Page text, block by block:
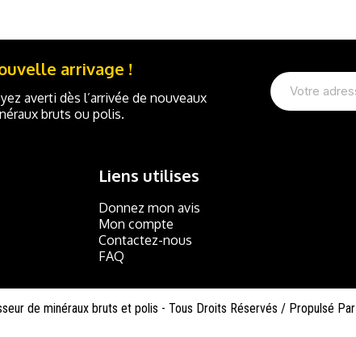
arrivage !
averti dès l’arrivée de nouveaux
bruts ou polis.
Liens utilises
Donnez mon avis
Mon compte
Contactez-nous
FAQ
de minéraux bruts et polis - Tous Droits Réservés / Propulsé Par